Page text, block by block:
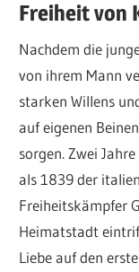
Freiheit von
Nachdem die
von ihrem Mann
starken Willens
auf eigenen
sorgen. Zwei
als 1839 der
Freiheitskämpfer
Heimatstadt
Liebe auf den